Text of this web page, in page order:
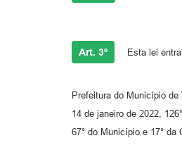
Art. 3º Esta lei
Prefeitura do Município de
14 de janeiro de 2022,
67° do Município e 17° da